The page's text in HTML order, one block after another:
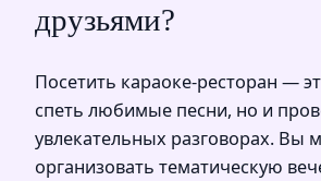
друзьями?
Посетить караоке-ресторан —
спеть любимые песни, но и
увлекательных разговорах. Вы
организовать тематическую